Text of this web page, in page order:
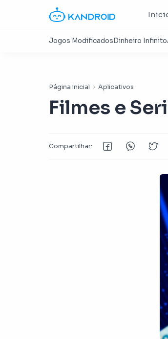
Página inicial Aplicativos
Filmes e